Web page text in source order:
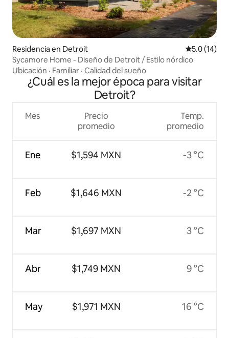
Residencia en Detroit Calificación
5.0 (14)
Sycamore Home - Diseño de Detroit / Estilo nórdico
Ubicación · Familiar · Calidad del sueño
¿Cuál es la mejor época para visitar
Detroit?
Mes
Ene
Feb
Mar
Abr
May
Precio
promedio
$1,594 MXN
$1,646 MXN
$1,697 MXN
$1,749 MXN
$1,971 MXN
Temp.
promedio
-3 °C
-2 °C
3 °C
9 °C
16 °C